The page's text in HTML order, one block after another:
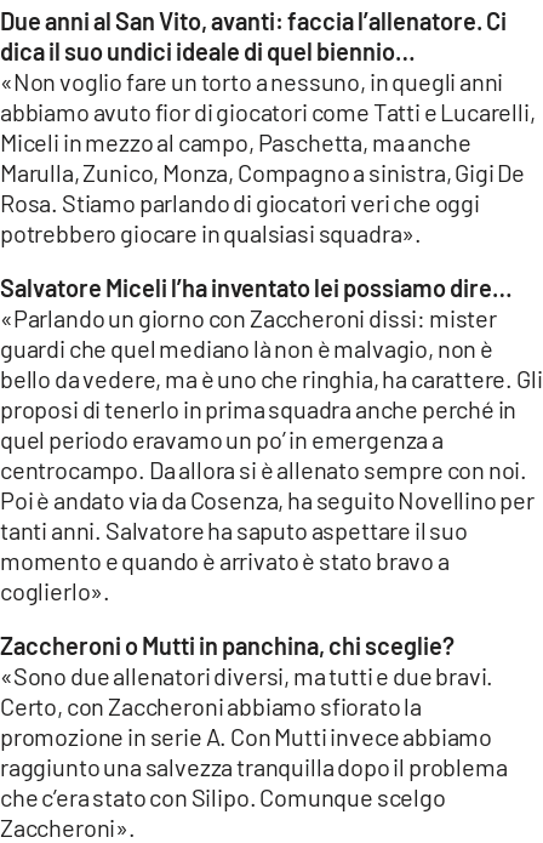
Due anni al San Vito, avanti: faccia l’allenatore. Ci
dica il suo undici ideale di quel biennio…
«Non voglio fare un torto a nessuno, in quegli anni
abbiamo avuto fior di giocatori come Tatti e Lucarelli,
Miceli in mezzo al campo, Paschetta, ma anche
Marulla, Zunico, Monza, Compagno a sinistra, Gigi De
Rosa. Stiamo parlando di giocatori veri che oggi
potrebbero giocare in qualsiasi squadra».
Salvatore Miceli l’ha inventato lei possiamo dire…
«Parlando un giorno con Zaccheroni dissi: mister
guardi che quel mediano là non è malvagio, non è
bello da vedere, ma è uno che ringhia, ha carattere. Gli
proposi di tenerlo in prima squadra anche perché in
quel periodo eravamo un po’ in emergenza a
centrocampo. Da allora si è allenato sempre con noi.
Poi è andato via da Cosenza, ha seguito Novellino per
tanti anni. Salvatore ha saputo aspettare il suo
momento e quando è arrivato è stato bravo a
coglierlo».
Zaccheroni o Mutti in panchina, chi sceglie?
«Sono due allenatori diversi, ma tutti e due bravi.
Certo, con Zaccheroni abbiamo sfiorato la
promozione in serie A. Con Mutti invece abbiamo
raggiunto una salvezza tranquilla dopo il problema
che c’era stato con Silipo. Comunque scelgo
Zaccheroni».